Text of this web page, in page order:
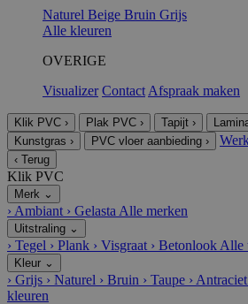
Naturel Beige Bruin Grijs
Alle kleuren
OVERIGE
Visualizer Contact Afspraak maken
Klik PVC › Plak PVC › Tapijt ›
Kunstgras › PVC vloer aanbieding ›
‹ Terug
Klik PVC
Merk ⌄
› Ambiant › Gelasta Alle merken
Uitstraling ⌄
› Tegel › Plank › Visgraat › Betonlook Alle
Kleur ⌄
› Grijs › Naturel › Bruin › Taupe › Antraciet
kleuren